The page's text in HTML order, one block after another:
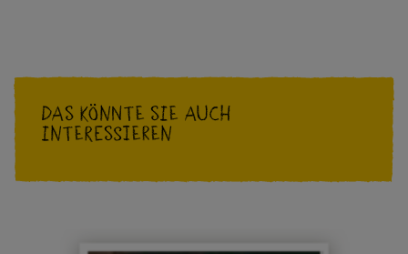
Das könnte Sie auch
interessieren